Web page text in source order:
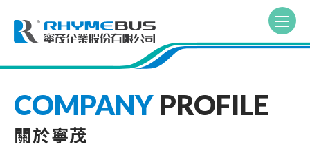
COMPANY PROFILE
關於寧茂